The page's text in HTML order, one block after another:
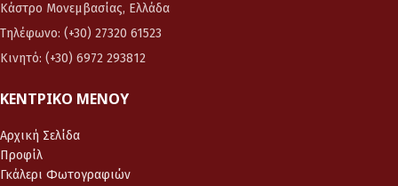
Κάστρο Μονεμβασίας, Ελλάδα
Τηλέφωνο: (+30) 27320 61523
Κινητό: (+30) 6972 293812
ΚΕΝΤΡΙΚΌ ΜΕΝΟΎ
Αρχική Σελίδα
Προφίλ
Γκάλερι Φωτογραφιών